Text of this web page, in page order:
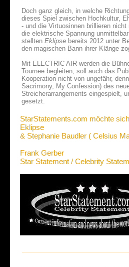
Doch ganz gleich, in welche
dieses Spiel zwischen Hochkultur,
- und die Virtuosinnen brillieren
die elektrische Spannung
stellten Eklipse bereits 2012 unter
den magischen Bann ihrer Klänge
Mit ELECTRIC AIR werden die
Tournee begleiten, soll auch das
Kooperation nicht von ungefähr,
Sacrimony, My Confession) des
Streicherarrangements eingespielt,
gesetzt.
StarStatements.com möchte
Eklipse
& Stephanie Baudler ( Celsius
Frank Gerber
Star Statement / Celebrity